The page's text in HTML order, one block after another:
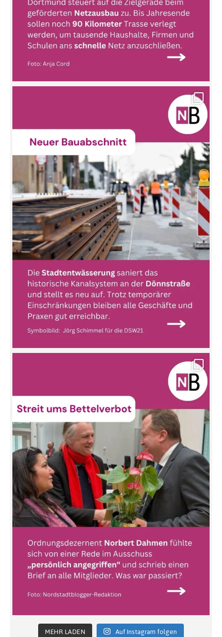
MEHR LADEN Auf Instagram folgen